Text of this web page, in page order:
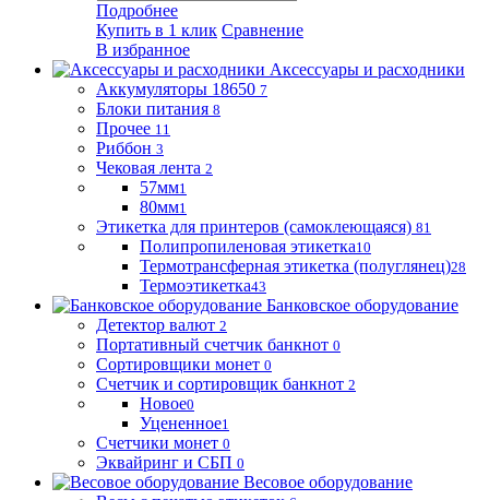
Подробнее
Купить в 1 клик Сравнение
В избранное
Аксессуары и расходники
Аккумуляторы 18650 7
Блоки питания 8
Прочее 11
Риббон 3
Чековая лента 2
57мм1
80мм1
Этикетка для принтеров (самоклеющаяся) 81
Полипропиленовая этикетка10
Термотрансферная этикетка (полуглянец)28
Термоэтикетка43
Банковское оборудование
Детектор валют 2
Портативный счетчик банкнот 0
Сортировщики монет 0
Счетчик и сортировщик банкнот 2
Новое0
Уцененное1
Счетчики монет 0
Эквайринг и СБП 0
Весовое оборудование